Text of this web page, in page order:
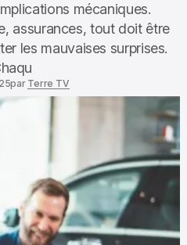
mécaniques.
assurances, tout doit être
les mauvaises surprises.
par Terre TV